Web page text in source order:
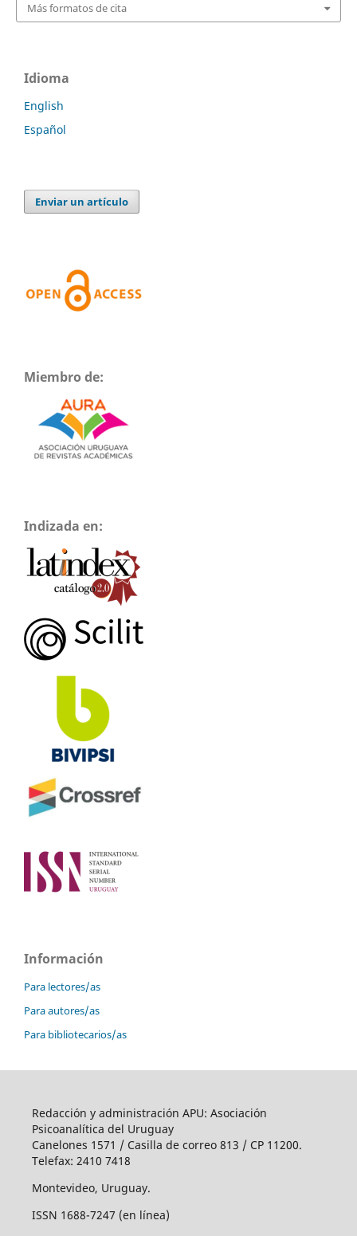
Más formatos de cita
Idioma
English
Español
Enviar un artículo
Miembro de:
Indizada en:
Información
Para lectores/as
Para autores/as
Para bibliotecarios/as
Redacción y administración APU: Asociación
Psicoanalítica del Uruguay
Canelones 1571 / Casilla de correo 813 / CP 11200.
Telefax: 2410 7418
Montevideo, Uruguay.
ISSN 1688-7247 (en línea)